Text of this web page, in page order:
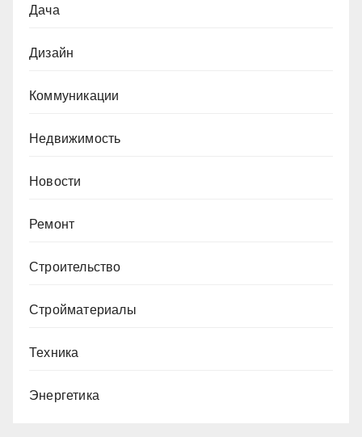
Дача
Дизайн
Коммуникации
Недвижимость
Новости
Ремонт
Строительство
Стройматериалы
Техника
Энергетика